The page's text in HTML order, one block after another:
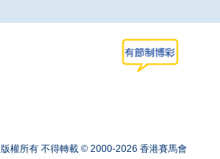
版權所有 不得轉載 © 2000-2026 香港賽馬會